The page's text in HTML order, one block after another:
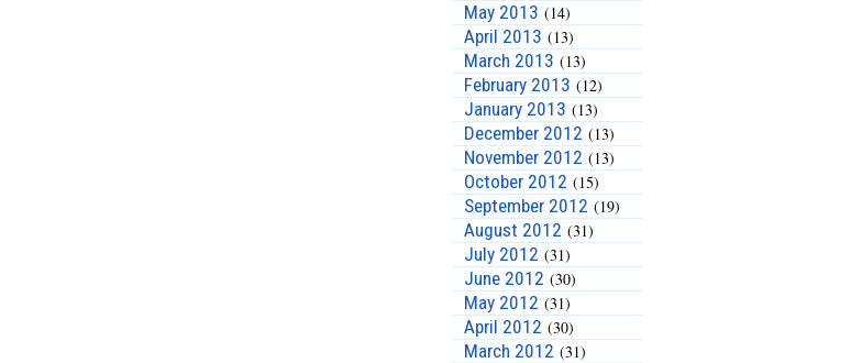
May 2013 (14)
April 2013 (13)
March 2013 (13)
February 2013 (12)
January 2013 (13)
December 2012 (13)
November 2012 (13)
October 2012 (15)
September 2012 (19)
August 2012 (31)
July 2012 (31)
June 2012 (30)
May 2012 (31)
April 2012 (30)
March 2012 (31)